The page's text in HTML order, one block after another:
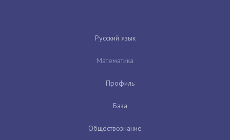
Русский язык
Математика
Профиль
База
Обществознание